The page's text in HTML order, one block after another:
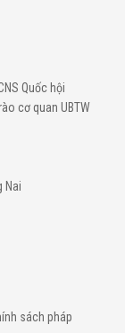
Quốc hội
cơ quan UBTW
Nai
sách pháp